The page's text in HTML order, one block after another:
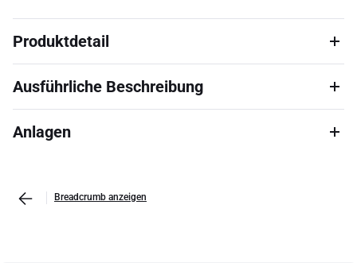
Produktdetail
Ausführliche Beschreibung
Anlagen
Breadcrumb anzeigen